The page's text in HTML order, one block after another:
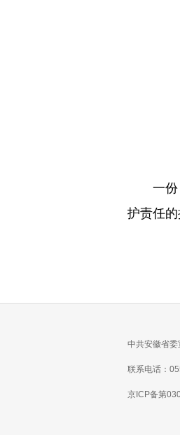
一份《
护责任
中共安徽省
联系电话：
京ICP备第